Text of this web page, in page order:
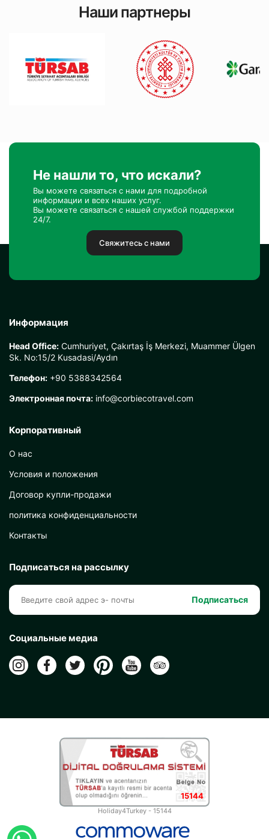
Наши партнеры
Не нашли то, что искали?
Вы можете связаться с нами для подробной
информации и всех наших услуг.
Вы можете связаться с нашей службой поддержки
24/7.
Свяжитесь с нами
Информация
Head Office: Cumhuriyet, Çakırtaş İş Merkezi, Muammer Ülgen
Sk. No:15/2 Kusadasi/Aydın
Телефон: +90 5388342564
Электронная почта: info@corbiecotravel.com
Корпоративный
О нас
Условия и положения
Договор купли-продажи
политика конфиденциальности
Контакты
Подписаться на рассылку
Подписаться
Социальные медиа
15144
Holiday4Turkey - 15144